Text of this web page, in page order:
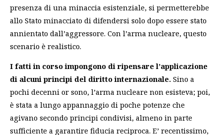
presenza di una minaccia esistenziale, si permetterebbe
allo Stato minacciato di difendersi solo dopo essere stato
annientato dall’aggressore. Con l’arma nucleare, questo
scenario è realistico.
I fatti in corso impongono di ripensare l’applicazione
di alcuni principi del diritto internazionale. Sino a
pochi decenni or sono, l’arma nucleare non esisteva; poi,
è stata a lungo appannaggio di poche potenze che
agivano secondo principi condivisi, almeno in parte
sufficiente a garantire fiducia reciproca. E’ recentissimo,